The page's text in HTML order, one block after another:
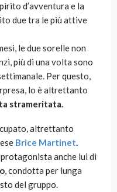
d’avventura e la
due tra le più attive
le due sorelle non
più di una volta sono
Per questo,
lo è altrettanto
strameritata.
altrettanto
Brice Martinet.
protagonista anche lui di
, condotta per lunga
del gruppo.